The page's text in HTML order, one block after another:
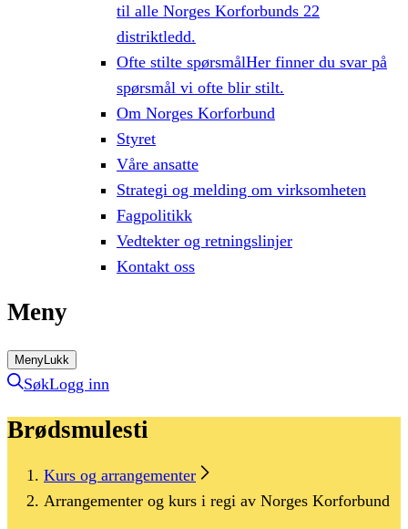
til alle Norges Korforbunds 22
distriktledd.
Ofte stilte spørsmålHer finner du svar på
spørsmål vi ofte blir stilt.
Om Norges Korforbund
Styret
Våre ansatte
Strategi og melding om virksomheten
Fagpolitikk
Vedtekter og retningslinjer
Kontakt oss
Meny
MenyLukk
SøkLogg inn
Brødsmulesti
Kurs og arrangementer
Arrangementer og kurs i regi av Norges Korforbund